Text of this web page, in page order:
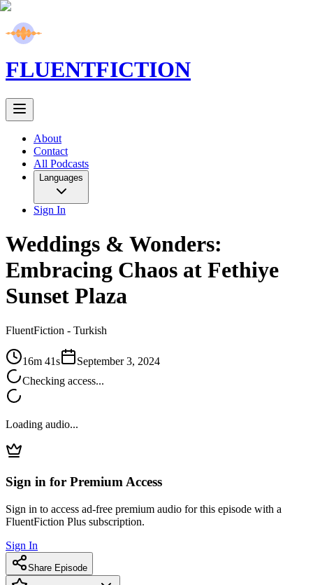
FLUENTFICTION
About
Contact
All Podcasts
Languages
Sign In
Weddings & Wonders:
Embracing Chaos at Fethiye
Sunset Plaza
FluentFiction - Turkish
16m 41s
September 3, 2024
Checking access...
Loading audio...
Sign in for Premium Access
Sign in to access ad-free premium audio for this episode with a
FluentFiction Plus subscription.
Sign In
Share Episode